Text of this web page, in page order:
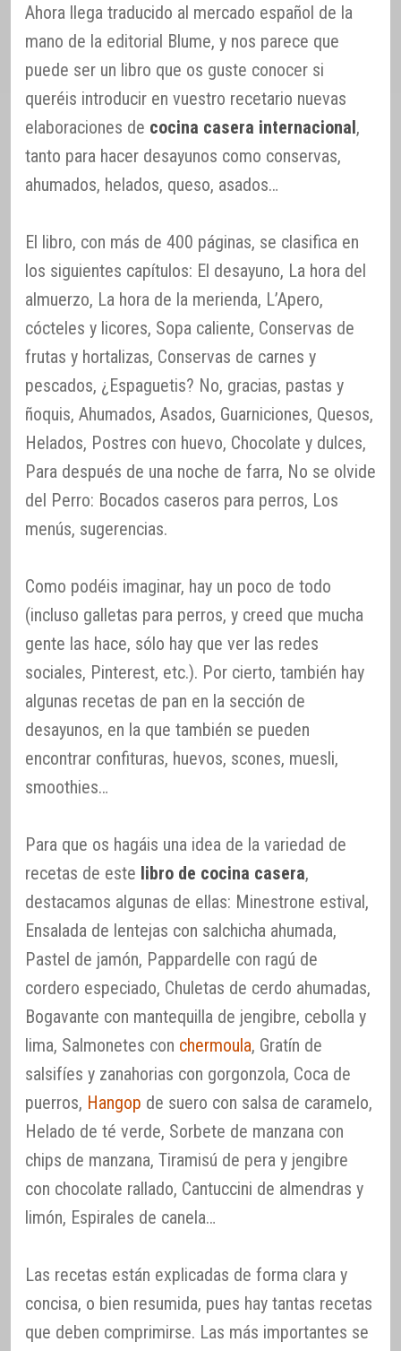
Ahora llega traducido al mercado español de la
mano de la editorial Blume, y nos parece que
puede ser un libro que os guste conocer si
queréis introducir en vuestro recetario nuevas
elaboraciones de cocina casera internacional,
tanto para hacer desayunos como conservas,
ahumados, helados, queso, asados…
El libro, con más de 400 páginas, se clasifica en
los siguientes capítulos: El desayuno, La hora del
almuerzo, La hora de la merienda, L’Apero,
cócteles y licores, Sopa caliente, Conservas de
frutas y hortalizas, Conservas de carnes y
pescados, ¿Espaguetis? No, gracias, pastas y
ñoquis, Ahumados, Asados, Guarniciones, Quesos,
Helados, Postres con huevo, Chocolate y dulces,
Para después de una noche de farra, No se olvide
del Perro: Bocados caseros para perros, Los
menús, sugerencias.
Como podéis imaginar, hay un poco de todo
(incluso galletas para perros, y creed que mucha
gente las hace, sólo hay que ver las redes
sociales, Pinterest, etc.). Por cierto, también hay
algunas recetas de pan en la sección de
desayunos, en la que también se pueden
encontrar confituras, huevos, scones, muesli,
smoothies…
Para que os hagáis una idea de la variedad de
recetas de este libro de cocina casera,
destacamos algunas de ellas: Minestrone estival,
Ensalada de lentejas con salchicha ahumada,
Pastel de jamón, Pappardelle con ragú de
cordero especiado, Chuletas de cerdo ahumadas,
Bogavante con mantequilla de jengibre, cebolla y
lima, Salmonetes con chermoula, Gratín de
salsifíes y zanahorias con gorgonzola, Coca de
puerros, Hangop de suero con salsa de caramelo,
Helado de té verde, Sorbete de manzana con
chips de manzana, Tiramisú de pera y jengibre
con chocolate rallado, Cantuccini de almendras y
limón, Espirales de canela…
Las recetas están explicadas de forma clara y
concisa, o bien resumida, pues hay tantas recetas
que deben comprimirse. Las más importantes se